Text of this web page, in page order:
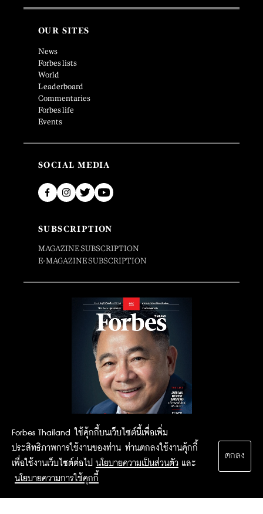
Forbes Thailand ใช้คุ้กกี้บนเว็บไซต์นี้เพื่อเพิ่ม
ประสิทธิภาพการใช้งานของท่าน ท่านตกลงใช้งานคุ้กกี้
เพื่อใช้งานเว็บไซต์ต่อไป นโยบายความเป็นส่วนตัว และ
นโยบายความการใช้คุกกี้
ตกลง
OUR SITES
News
Forbes lists
World
Leaderboard
Commentaries
Forbes life
Events
SOCIAL MEDIA
SUBSCRIPTION
MAGAZINE SUBSCRIPTION
E-MAGAZINE SUBSCRIPTION
2015 Forbesthailand.com ALL RIGHTS RESERVED